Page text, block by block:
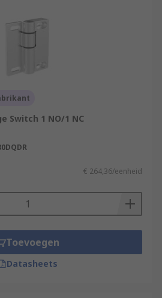
Switch 1 NO/1 NC
€ 264,36/eenheid
Toevoegen
Datasheets